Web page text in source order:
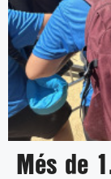
Més de